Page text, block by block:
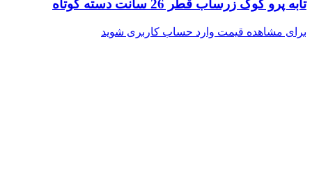
تابه پرو کوک زرساب قطر 26 سانت دسته کوتاه
برای مشاهده قیمت وارد حساب کاربری شوید